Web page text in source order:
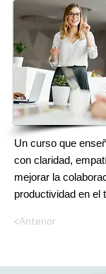
Un curso que
con claridad,
mejorar la
productividad en el
<Anterior